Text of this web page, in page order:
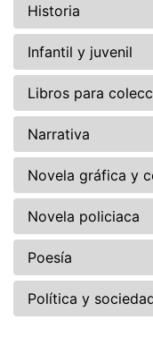
Historia
Infantil y juvenil
Libros para
Narrativa
Novela gráfica y
Novela policiaca
Poesía
Política y